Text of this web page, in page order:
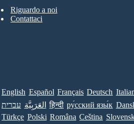
Riguardo a noi
Contattaci
English Español Français Deutsch
עברית العَرَبِيَّة हिन्दी ру́сский язы́к
Türkçe Polski Româna Ceština